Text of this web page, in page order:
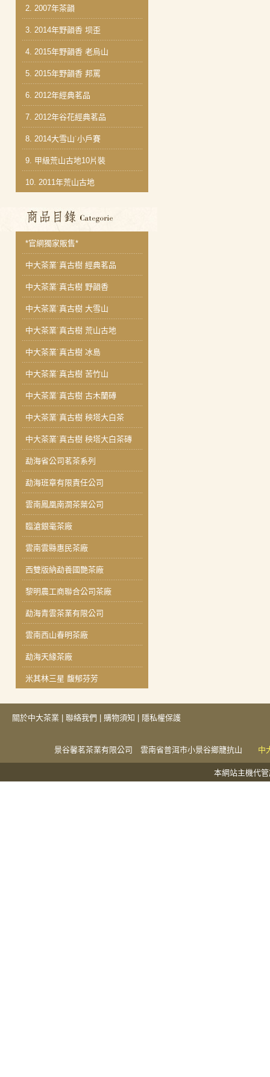
2. 2007年茶韻
3. 2014年野韻香 坝歪
4. 2015年野韻香 老烏山
5. 2015年野韻香 邦罵
6. 2012年經典茗品
7. 2012年谷花經典茗品
8. 2014大雪山˙小戶賽
9. 甲級荒山古地10片裝
10. 2011年荒山古地
商品分類目錄
*官網獨家販售*
中大茶業˙真古樹 經典茗品
中大茶業˙真古樹 野韻香
中大茶業˙真古樹 大雪山
中大茶業˙真古樹 荒山古地
中大茶業˙真古樹 冰島
中大茶業˙真古樹 苦竹山
中大茶業˙真古樹 古木蘭磚
中大茶業˙真古樹 秧塔大白茶
中大茶業˙真古樹 秧塔大白茶磚
勐海省公司茗茶系列
勐海班章有限責任公司
雲南鳳凰南澗茶葉公司
臨滄銀毫茶廠
雲南雲縣惠民茶廠
西雙版納勐養國艷茶廠
黎明農工商聯合公司茶廠
勐海青雲茶業有限公司
雲南西山春明茶廠
勐海天緣茶廠
米其林三星 馥郁芬芳
關於中大茶業 聯絡我們 購物須知 隱私權保護
景谷馨茗茶業有限公司 雲南省普洱市小景谷鄉籠抗山 中
本網站主機代